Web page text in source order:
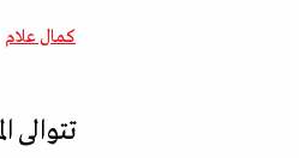
كمال علام
تتوالى